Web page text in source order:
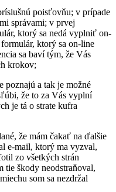
poisťovňu; v prípade
správami; v prvej
ktorý sa nedá vyplniť on-
ktorý sa on-line
sa baví tým, že Vás
krokov;
poznajú a tak je možné
že to za Vás vyplní
je tá o strate kufra
že mám čakať na ďalšie
e-mail, ktorý ma vyzval,
zo všetkých strán
tie škody neodstraňoval,
som sa nezdržal